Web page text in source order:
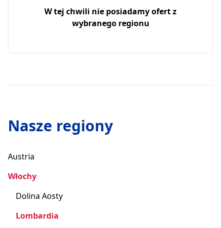
W tej chwili nie posiadamy ofert z
wybranego regionu
Nasze regiony
Austria
Włochy
Dolina Aosty
Lombardia